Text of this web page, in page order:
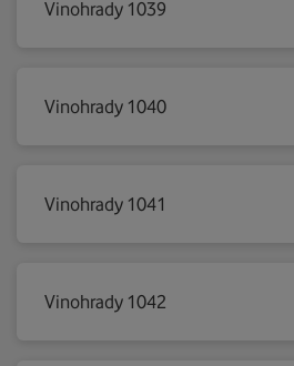
Vinohrady 1039
Vinohrady 1040
Vinohrady 1041
Vinohrady 1042